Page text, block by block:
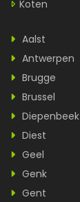
Koten
Aalst
Antwerpen
Brugge
Brussel
Diepenbeek
Diest
Geel
Genk
Gent